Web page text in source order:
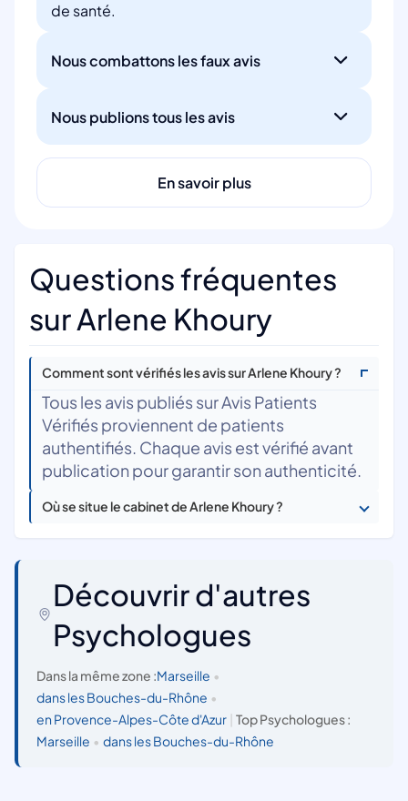
de santé.
Nous combattons les faux avis
Nous publions tous les avis
En savoir plus
Questions fréquentes
sur Arlene Khoury
Comment sont vérifiés les avis sur Arlene Khoury ?
Tous les avis publiés sur Avis Patients
Vérifiés proviennent de patients
authentifiés. Chaque avis est vérifié avant
publication pour garantir son authenticité.
Où se situe le cabinet de Arlene Khoury ?
Découvrir d'autres
Psychologues
Dans la même zone :Marseille •
dans les Bouches-du-Rhône •
en Provence-Alpes-Côte d'Azur
Top Psychologues :
Marseille • dans les Bouches-du-Rhône